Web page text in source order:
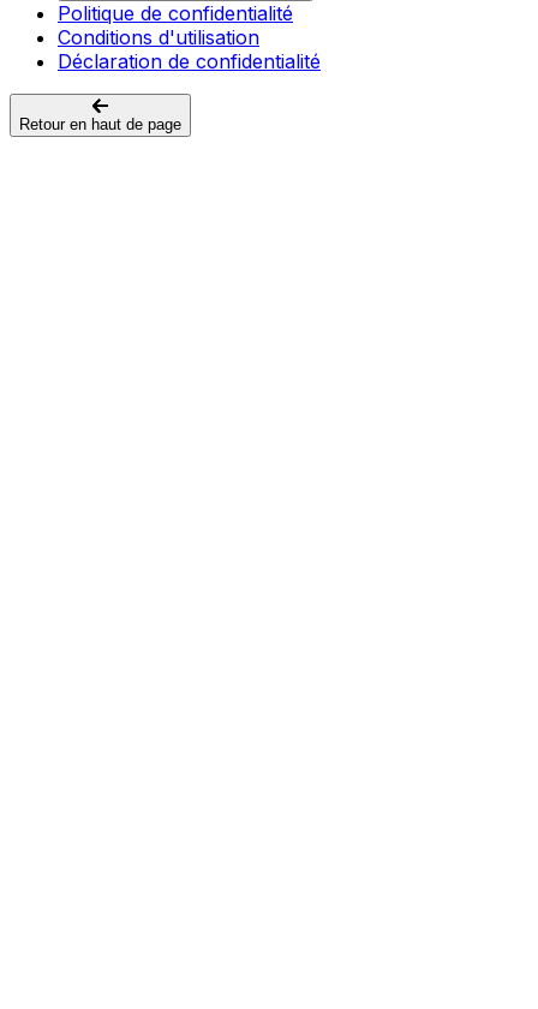
Politique de confidentialité
Conditions d'utilisation
Déclaration de confidentialité
Retour en haut de page